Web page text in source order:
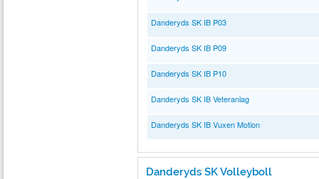
Danderyds SK IB P03
Danderyds SK IB P09
Danderyds SK IB P10
Danderyds SK IB Veteranlag
Danderyds SK IB Vuxen Motion
Danderyds SK Volleyboll